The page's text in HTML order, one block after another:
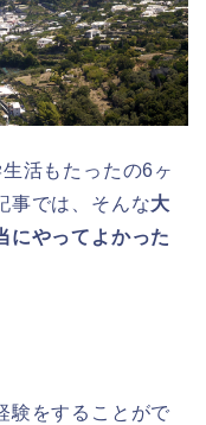
活もたったの6ヶ
事では、そんな大
にやってよかった
験をすることがで